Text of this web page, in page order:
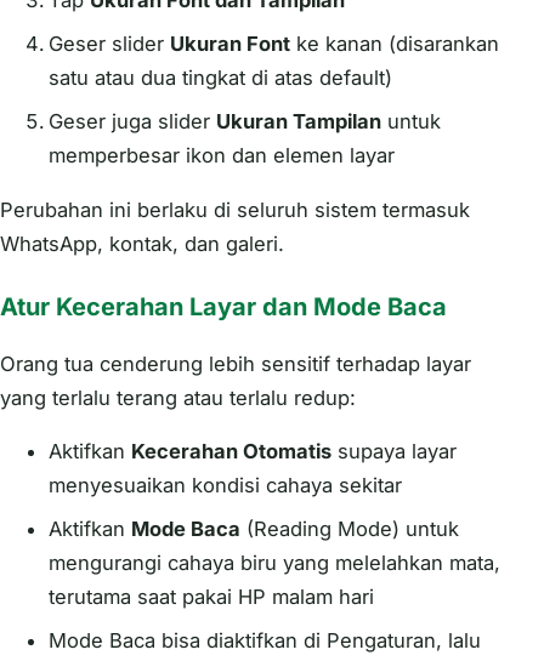
Geser slider Ukuran Font ke kanan (disarankan
satu atau dua tingkat di atas default)
Geser juga slider Ukuran Tampilan untuk
memperbesar ikon dan elemen layar
Perubahan ini berlaku di seluruh sistem termasuk
WhatsApp, kontak, dan galeri.
Atur Kecerahan Layar dan Mode Baca
Orang tua cenderung lebih sensitif terhadap layar
yang terlalu terang atau terlalu redup:
Aktifkan Kecerahan Otomatis supaya layar
menyesuaikan kondisi cahaya sekitar
Aktifkan Mode Baca (Reading Mode) untuk
mengurangi cahaya biru yang melelahkan mata,
terutama saat pakai HP malam hari
Mode Baca bisa diaktifkan di Pengaturan, lalu